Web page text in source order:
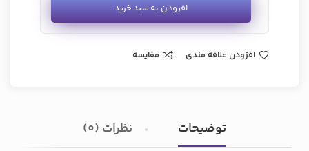
افزودن به سبد خرید
افزودن علاقه مندی مقایسه
توضیحات نظرات (0)